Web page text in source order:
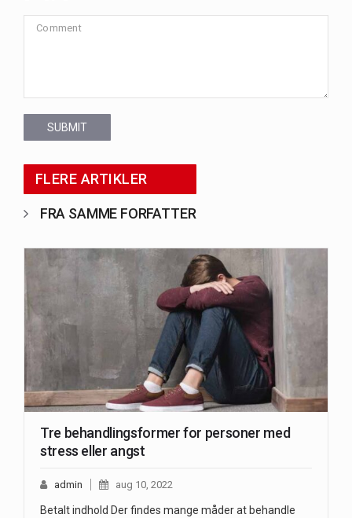
SUBMIT
FLERE ARTIKLER
FRA SAMME FORFATTER
Tre behandlingsformer for personer med
stress eller angst
admin aug 10, 2022
Betalt indhold Der findes mange måder at behandle